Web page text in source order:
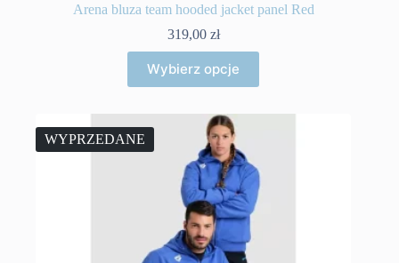
Arena bluza team hooded jacket panel Red
319,00 zł
Wybierz opcje
produkt
ma
wariantów.
Opcje
można
wybrać
na
stronie
produktu
WYPRZEDANE